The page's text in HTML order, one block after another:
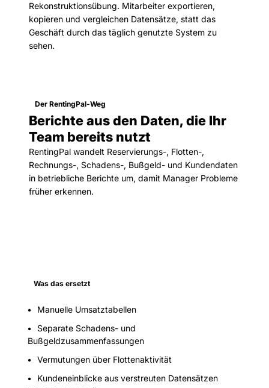
Rekonstruktionsübung. Mitarbeiter exportieren,
kopieren und vergleichen Datensätze, statt das
Geschäft durch das täglich genutzte System zu
sehen.
Der RentingPal-Weg
Berichte aus den Daten, die Ihr
Team bereits nutzt
RentingPal wandelt Reservierungs-, Flotten-,
Rechnungs-, Schadens-, Bußgeld- und Kundendaten
in betriebliche Berichte um, damit Manager Probleme
früher erkennen.
Was das ersetzt
Manuelle Umsatztabellen
Separate Schadens- und
Bußgeldzusammenfassungen
Vermutungen über Flottenaktivität
Kundeneinblicke aus verstreuten Datensätzen